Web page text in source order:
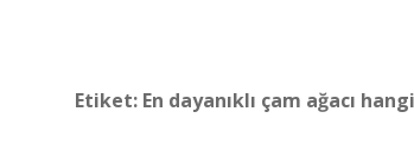
Etiket: En dayanıklı çam ağacı